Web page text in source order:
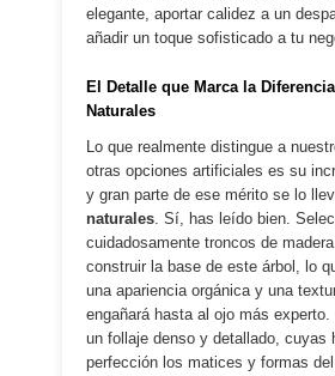
elegante, aportar calidez a un
añadir un toque sofisticado a tu
El Detalle que Marca la
Naturales
Lo que realmente distingue a
otras opciones artificiales es su
y gran parte de ese mérito se lo
naturales. Sí, has leído bien.
cuidadosamente troncos de
construir la base de este árbol, lo
una apariencia orgánica y una
engañará hasta al ojo más experto.
un follaje denso y detallado, cuyas
perfección los matices y formas